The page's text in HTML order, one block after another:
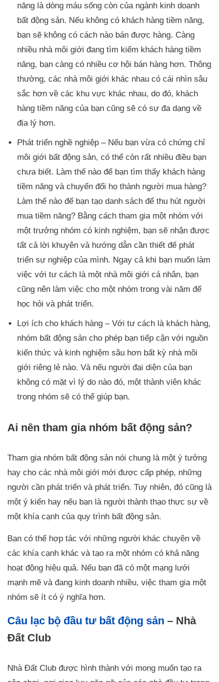
năng là dòng máu sống còn của ngành kinh doanh
bất động sản. Nếu không có khách hàng tiềm năng,
bạn sẽ không có cách nào bán được hàng. Càng
nhiều nhà môi giới đang tìm kiếm khách hàng tiềm
năng, bạn càng có nhiều cơ hội bán hàng hơn. Thông
thường, các nhà môi giới khác nhau có cái nhìn sâu
sắc hơn về các khu vực khác nhau, do đó, khách
hàng tiềm năng của bạn cũng sẽ có sự đa dạng về
địa lý hơn.
Phát triển nghề nghiệp – Nếu bạn vừa có chứng chỉ
môi giới bất động sản, có thể còn rất nhiều điều bạn
chưa biết. Làm thế nào để bạn tìm thấy khách hàng
tiềm năng và chuyển đổi họ thành người mua hàng?
Làm thế nào để bạn tạo danh sách để thu hút người
mua tiềm năng? Bằng cách tham gia một nhóm với
một trưởng nhóm có kinh nghiệm, bạn sẽ nhận được
tất cả lời khuyên và hướng dẫn cần thiết để phát
triển sự nghiệp của mình. Ngay cả khi bạn muốn làm
việc với tư cách là một nhà môi giới cá nhân, bạn
cũng nên làm việc cho một nhóm trong vài năm để
học hỏi và phát triển.
Lợi ích cho khách hàng – Với tư cách là khách hàng,
nhóm bất động sản cho phép bạn tiếp cận với nguồn
kiến ​​thức và kinh nghiệm sâu hơn bất kỳ nhà môi
giới riêng lẻ nào. Và nếu người đại diện của bạn
không có mặt vì lý do nào đó, một thành viên khác
trong nhóm sẽ có thể giúp bạn.
Ai nên tham gia nhóm bất động sản?
Tham gia nhóm bất động sản nói chung là một ý tưởng
hay cho các nhà môi giới mới được cấp phép, những
người cần phát triển và phát triển. Tuy nhiên, đó cũng là
một ý kiến hay nếu bạn là người thành thạo thực sự về
một khía cạnh của quy trình bất động sản.
Bạn có thể hợp tác với những người khác chuyên về
các khía cạnh khác và tạo ra một nhóm có khả năng
hoạt động hiệu quả. Nếu bạn đã có một mạng lưới
mạnh mẽ và đang kinh doanh nhiều, việc tham gia một
nhóm sẽ ít có ý nghĩa hơn.
Câu lạc bộ đầu tư bất động sản – Nhà
Đất Club
Nhà Đất Club được hình thành với mong muốn tạo ra